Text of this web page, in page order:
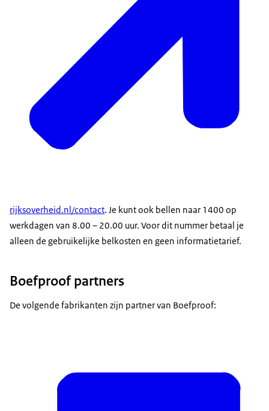
rijksoverheid.nl/contact. Je kunt ook bellen naar 1400 op
werkdagen van 8.00 – 20.00 uur. Voor dit nummer betaal je
alleen de gebruikelijke belkosten en geen informatietarief.
Boefproof partners
De volgende fabrikanten zijn partner van Boefproof: